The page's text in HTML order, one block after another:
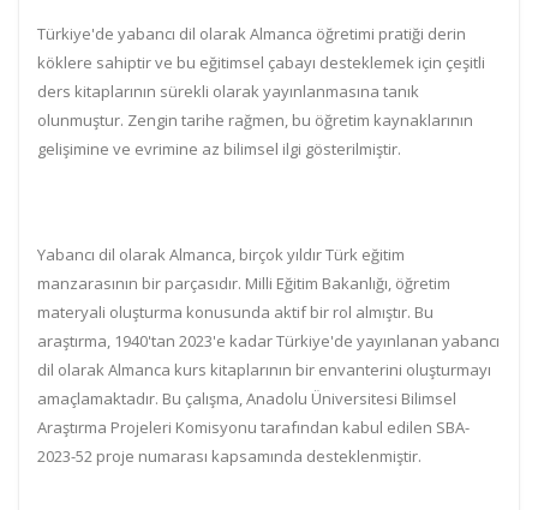
Türkiye'de yabancı dil olarak Almanca öğretimi pratiği derin
köklere sahiptir ve bu eğitimsel çabayı desteklemek için çeşitli
ders kitaplarının sürekli olarak yayınlanmasına tanık
olunmuştur. Zengin tarihe rağmen, bu öğretim kaynaklarının
gelişimine ve evrimine az bilimsel ilgi gösterilmiştir.
Yabancı dil olarak Almanca, birçok yıldır Türk eğitim
manzarasının bir parçasıdır. Milli Eğitim Bakanlığı, öğretim
materyali oluşturma konusunda aktif bir rol almıştır. Bu
araştırma, 1940'tan 2023'e kadar Türkiye'de yayınlanan yabancı
dil olarak Almanca kurs kitaplarının bir envanterini oluşturmayı
amaçlamaktadır. Bu çalışma, Anadolu Üniversitesi Bilimsel
Araştırma Projeleri Komisyonu tarafından kabul edilen SBA-
2023-52 proje numarası kapsamında desteklenmiştir.